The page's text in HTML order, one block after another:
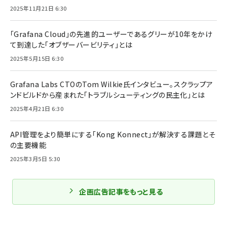
2025年11月21日 6:30
「Grafana Cloud」の先進的ユーザーであるグリーが10年をかけ
て到達した「オブザーバービリティ」とは
2025年5月15日 6:30
Grafana Labs CTOのTom Wilkie氏インタビュー。スクラップア
ンドビルドから産まれた「トラブルシューティングの民主化」とは
2025年4月21日 6:30
API管理をより簡単にする「Kong Konnect」が解決する課題とそ
の主要機能
2025年3月5日 5:30
企画広告記事をもっと見る